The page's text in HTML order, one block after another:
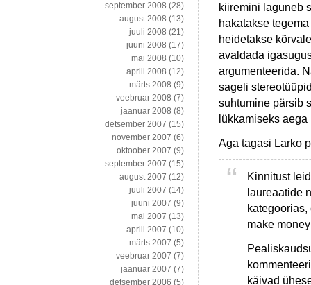
kiiremini laguneb
hakatakse
heidetakse
avaldada
argumenteerida.
sageli
suhtumine pärsib
lükkamiseks aega
Aga tagasi Larko
Kinnitust
laureaatide
make
käivad
september 2008 (28)
august 2008 (13)
juuli 2008 (21)
juuni 2008 (17)
mai 2008 (10)
aprill 2008 (12)
märts 2008 (9)
veebruar 2008 (7)
jaanuar 2008 (8)
detsember 2007 (15)
november 2007 (6)
oktoober 2007 (9)
september 2007 (15)
august 2007 (12)
juuli 2007 (14)
juuni 2007 (9)
mai 2007 (13)
aprill 2007 (10)
märts 2007 (5)
veebruar 2007 (7)
jaanuar 2007 (7)
detsember 2006 (5)